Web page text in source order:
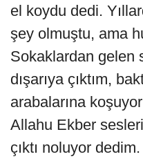
el koydu dedi.
şey olmuştu, ama
Sokaklardan gelen
dışarıya çıktım,
arabalarına
Allahu Ekber
çıktı noluyor